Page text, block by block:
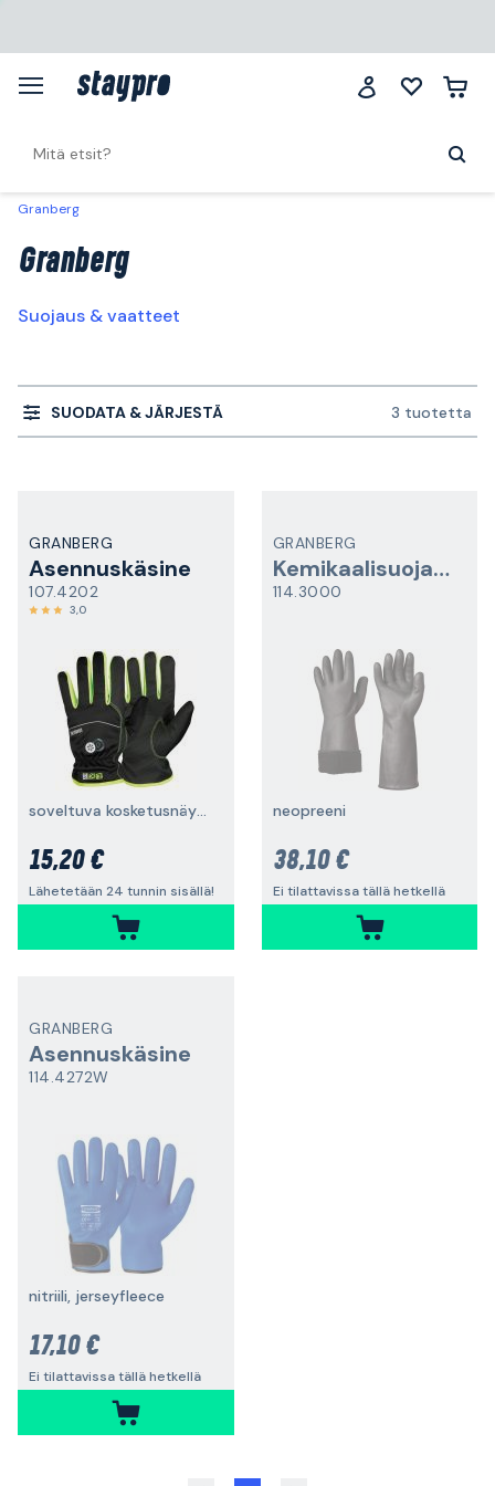
Granberg
Granberg
Suojaus & vaatteet
SUODATA & JÄRJESTÄ 3 tuotetta
GRANBERG
Asennuskäsine
107.4202
3,0
soveltuva kosketusnäytön kanssa, talvikäsine
15,20 €
Lähetetään 24 tunnin sisällä!
GRANBERG
Kemikaalisuojakäsine
114.3000
neopreeni
38,10 €
Ei tilattavissa tällä hetkellä
GRANBERG
Asennuskäsine
114.4272W
nitriili, jerseyfleece
17,10 €
Ei tilattavissa tällä hetkellä